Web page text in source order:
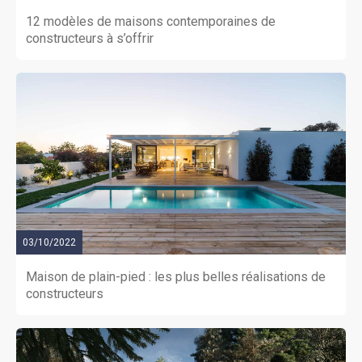
12 modèles de maisons contemporaines de
constructeurs à s’offrir
03/10/2022
Maison de plain-pied : les plus belles réalisations de
constructeurs